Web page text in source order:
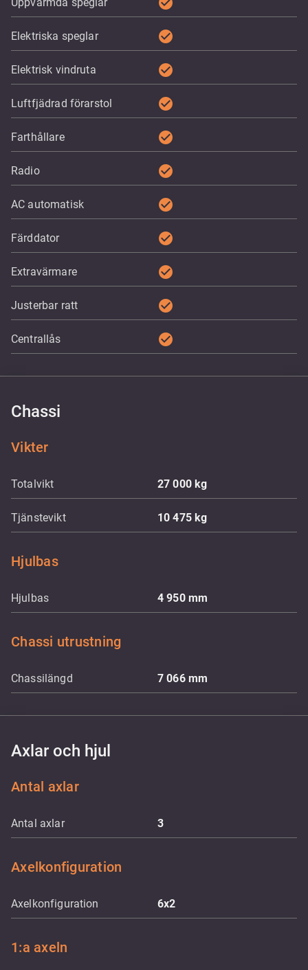
Elektriska speglar check_circle
Elektrisk vindruta check_circle
Luftfjädrad förarstol check_circle
Farthållare check_circle
Radio check_circle
AC automatisk check_circle
Färddator check_circle
Extravärmare check_circle
Justerbar ratt check_circle
Centrallås check_circle
Chassi
Vikter
Totalvikt 27 000kg
Tjänstevikt 10 475kg
Hjulbas
Hjulbas 4 950 mm
Chassi utrustning
Chassilängd 7 066 mm
Axlar och hjul
Antal axlar
Antal axlar 3
Axelkonfiguration
Axelkonfiguration 6x2
1:a axeln